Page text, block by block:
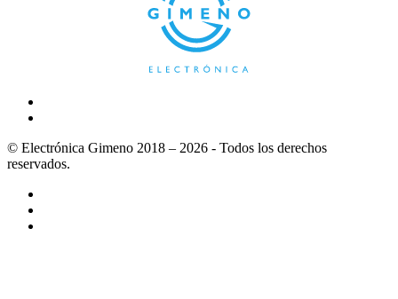
© Electrónica Gimeno 2018 – 2026 - Todos los derechos
reservados.